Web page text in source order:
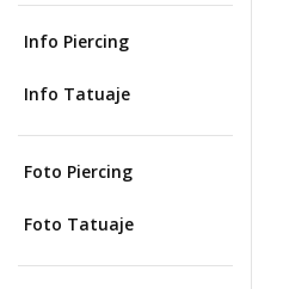
Info Piercing
Info Tatuaje
Foto Piercing
Foto Tatuaje